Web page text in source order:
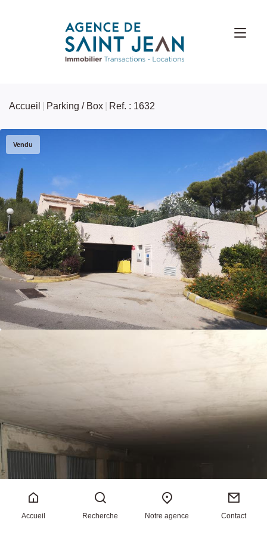
Accueil Recherche Notre agence Contact
Accueil Parking / Box Ref. : 1632
Vendu